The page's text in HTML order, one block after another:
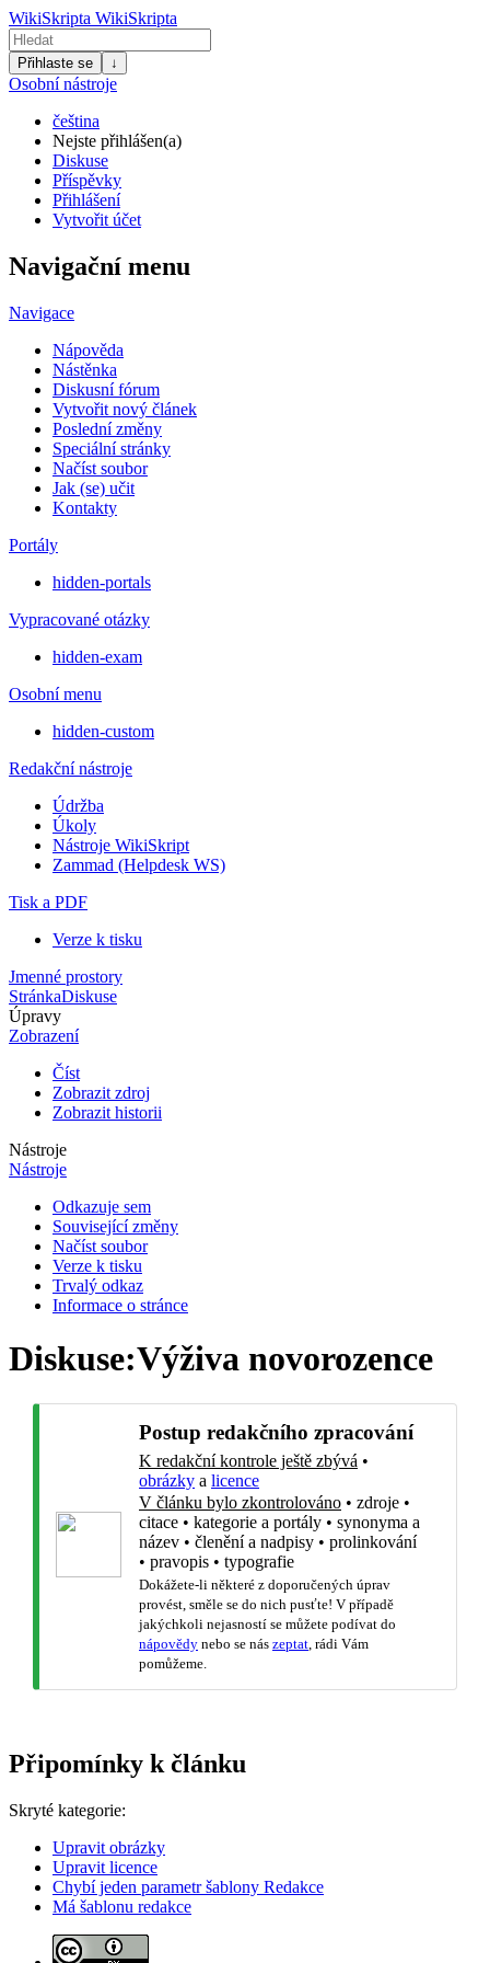
WikiSkripta WikiSkripta
Přihlaste se ↓
Osobní nástroje
čeština
Nejste přihlášen(a)
Diskuse
Příspěvky
Přihlášení
Vytvořit účet
Navigační menu
Navigace
Nápověda
Nástěnka
Diskusní fórum
Vytvořit nový článek
Poslední změny
Speciální stránky
Načíst soubor
Jak (se) učit
Kontakty
Portály
hidden-portals
Vypracované otázky
hidden-exam
Osobní menu
hidden-custom
Redakční nástroje
Údržba
Úkoly
Nástroje WikiSkript
Zammad (Helpdesk WS)
Tisk a PDF
Verze k tisku
Jmenné prostory
StránkaDiskuse
Úpravy
Zobrazení
Číst
Zobrazit zdroj
Zobrazit historii
Nástroje
Nástroje
Odkazuje sem
Související změny
Načíst soubor
Verze k tisku
Trvalý odkaz
Informace o stránce
Diskuse:Výživa novorozence
Postup redakčního zpracování
K redakční kontrole ještě zbývá •
obrázky a licence
V článku bylo zkontrolováno • zdroje •
citace • kategorie a portály • synonyma a
název • členění a nadpisy • prolinkování
• pravopis • typografie
Dokážete-li některé z doporučených úprav
provést, směle se do nich pusťte! V případě
jakýchkoli nejasností se můžete podívat do
nápovědy nebo se nás zeptat , rádi Vám
pomůžeme.
Připomínky k článku
Skryté kategorie:
Upravit obrázky
Upravit licence
Chybí jeden parametr šablony Redakce
Má šablonu redakce